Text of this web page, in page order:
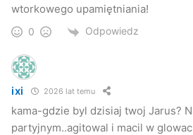
wtorkowego upamiętniania!
0 Odpowiedz
ixi 2026 lat temu
kama-gdzie byl dzisiaj twoj Jarus?
partyjnym..agitowal i macil w